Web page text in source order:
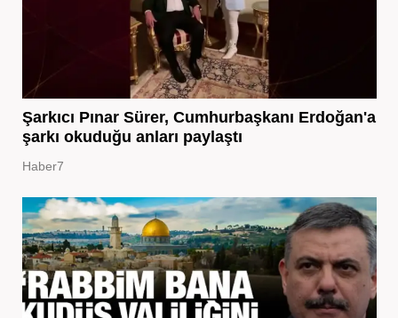
Şarkıcı Pınar Sürer, Cumhurbaşkanı Erdoğan'a
şarkı okuduğu anları paylaştı
Haber7